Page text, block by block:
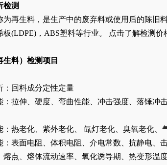
检测
为再生料，是生产中的废弃料或使用后的陈旧
板(LDPE)，ABS塑料等行业。 点击了解检测价
生料）检测项目
：回料成分定性定量
：拉伸、硬度、弯曲性能、冲击强度、落锤冲
：热老化、紫外老化、 氙灯老化、臭氧老化、
：表面电阻、体积电阻、介电常数、抗静电、
熔点、熔体流动速率、氧化诱导期、热变形温